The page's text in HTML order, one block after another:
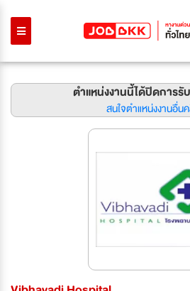
ตำแหน่งงานนี้ได้ปิดการรั
สนใจตำแหน่งงานอื่น